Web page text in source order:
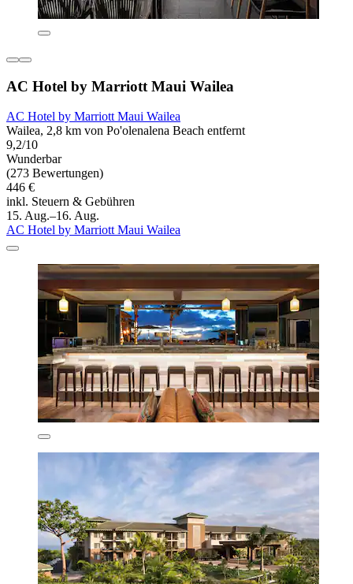
AC Hotel by Marriott Maui Wailea
AC Hotel by Marriott Maui Wailea
Wailea, 2,8 km von Po'olenalena Beach entfernt
9,2/10
Wunderbar
(273 Bewertungen)
446 €
inkl. Steuern & Gebühren
15. Aug.–16. Aug.
AC Hotel by Marriott Maui Wailea